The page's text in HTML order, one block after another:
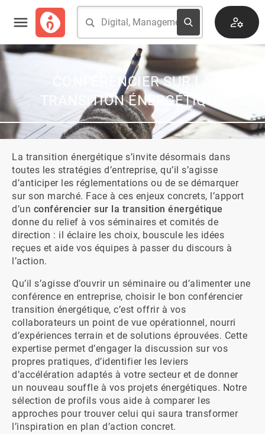
CONFÉRENCIER SUR LA
TRANSITION ÉNERGÉTIQUE
La transition énergétique s’invite désormais dans
toutes les stratégies d’entreprise, qu’il s’agisse
d’anticiper les réglementations ou de se démarquer
sur son marché. Face à ces enjeux concrets, l’apport
d’un conférencier sur la transition énergétique
donne du relief à vos séminaires et comités de
direction : il éclaire les choix, bouscule les idées
reçues et aide vos équipes à passer du discours à
l’action.
Qu’il s’agisse d’ouvrir un séminaire ou d’alimenter une
conférence en entreprise, choisir le bon conférencier
transition énergétique, c’est offrir à vos
collaborateurs un point de vue opérationnel, nourri
d’expériences terrain et de solutions éprouvées. Cette
expertise permet d’engager la discussion sur vos
propres pratiques, d’identifier les leviers
d’accélération adaptés à votre secteur et de donner
un nouveau souffle à vos projets énergétiques. Notre
sélection de profils vous aide à comparer les
approches pour trouver celui qui saura transformer
l’inspiration en plan d’action concret.